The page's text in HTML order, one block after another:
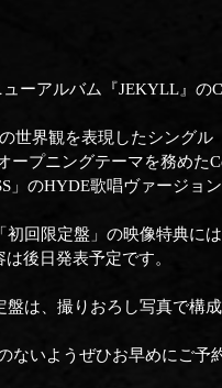
ーアルバム『JEKYLL』の
世界観を表現したシング
プニングテーマを務めた
」のHYDE歌唱ヴァージョ
初回限定盤」の映像特典に
後日発表予定です。
盤は、撮りおろし写真で
いようぜひお早めにご予